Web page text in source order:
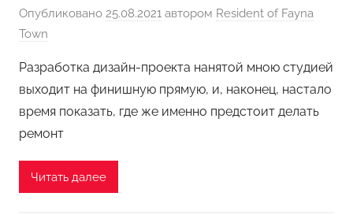
Опубликовано 25.08.2021 автором Resident of Fayna
Town
Разработка дизайн-проекта нанятой мною студией
выходит на финишную прямую, и, наконец, настало
время показать, где же именно предстоит делать
ремонт
Читать далее